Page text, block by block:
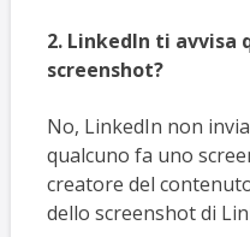
2. LinkedIn ti avvisa
screenshot?
No, LinkedIn non
qualcuno fa uno
creatore del
dello screenshot di